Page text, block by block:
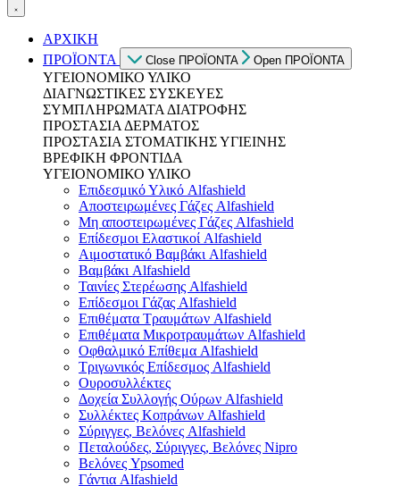
ΑΡΧΙΚΗ
ΠΡΟΪΟΝΤΑ
Close ΠΡΟΪΟΝΤΑ Open ΠΡΟΪΟΝΤΑ
ΥΓΕΙΟΝΟΜΙΚΟ ΥΛΙΚΟ
ΔΙΑΓΝΩΣΤΙΚΕΣ ΣΥΣΚΕΥΕΣ
ΣΥΜΠΛΗΡΩΜΑΤΑ ΔΙΑΤΡΟΦΗΣ
ΠΡΟΣΤΑΣΙΑ ΔΕΡΜΑΤΟΣ
ΠΡΟΣΤΑΣΙΑ ΣΤΟΜΑΤΙΚΗΣ ΥΓΙΕΙΝΗΣ
ΒΡΕΦΙΚΗ ΦΡΟΝΤΙΔΑ
ΥΓΕΙΟΝΟΜΙΚΟ ΥΛΙΚΟ
Επιδεσμικό Υλικό Alfashield
Αποστειρωμένες Γάζες Alfashield
Μη αποστειρωμένες Γάζες Alfashield
Επίδεσμοι Ελαστικοί Alfashield
Αιμοστατικό Βαμβάκι Alfashield
Βαμβάκι Alfashield
Ταινίες Στερέωσης Alfashield
Επίδεσμοι Γάζας Alfashield
Επιθέματα Τραυμάτων Alfashield
Επιθέματα Μικροτραυμάτων Alfashield
Οφθαλμικό Eπίθεμα Alfashield
Τριγωνικός Επίδεσμος Alfashield
Ουροσυλλέκτες
Δοχεία Συλλογής Ούρων Alfashield
Συλλέκτες Κοπράνων Alfashield
Σύριγγες, Βελόνες Alfashield
Πεταλούδες, Σύριγγες, Βελόνες Nipro
Βελόνες Ypsomed
Γάντια Alfashield